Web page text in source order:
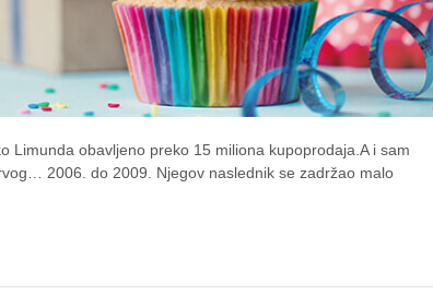
Limunda obavljeno preko 15 miliona kupoprodaja.A i sam
2006. do 2009. Njegov naslednik se zadržao malo